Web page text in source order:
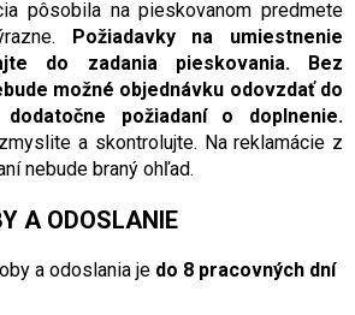
pôsobila na pieskovanom predmete
Požiadavky na umiestnenie
do zadania pieskovania.
Bez
možné objednávku odovzdať do
požiadaní o doplnenie.
a skontrolujte. Na reklamácie z
nebude braný ohľad.
A ODOSLANIE
a odoslania je do 8 pracovných dní